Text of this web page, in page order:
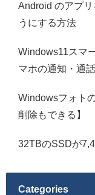
Android のアプ
うにする方法
Windows11スマ
マホの通知・通
Windowsフォト
削除もできる】
32TBのSSDが
Categories